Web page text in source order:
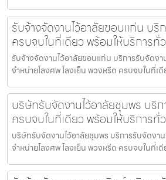
รับจ้างจัดงานไว้อาลัยขอนแก่น บ
ครบจบในที่เดียว พร้อมให้บริการทั่
รับจ้างจัดงานไว้อาลัยขอนแก่น บริการรับจัดง
จำหน่ายโลงศพ โลงเย็น พวงหรีด ครบจบในที่เ
บริษัทรับจัดงานไว้อาลัยชุมพร บริ
ครบจบในที่เดียว พร้อมให้บริการทั่
บริษัทรับจัดงานไว้อาลัยชุมพร บริการรับจัดง
จำหน่ายโลงศพ โลงเย็น พวงหรีด ครบจบในที่เ